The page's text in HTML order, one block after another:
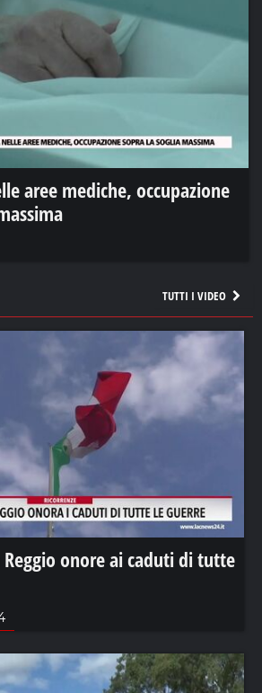
aree mediche, occupazione
TUTTI I VIDEO
onore ai caduti di tutte